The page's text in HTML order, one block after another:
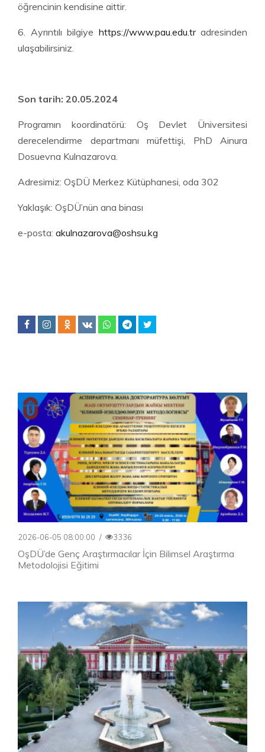
öğrencinin kendisine aittir.
6. Ayrıntılı bilgiye https://www.pau.edu.tradresinden
ulaşabilirsiniz.
Son tarih: 20.05.2024
Programın koordinatörü: Oş Devlet Üniversitesi
derecelendirme departmanı müfettişi, PhD Ainura
Dosuevna Kulnazarova.
Adresimiz: OşDÜ Merkez Kütüphanesi, oda 302
Yaklaşık: OşDÜ’nün ana binası
e-posta: akulnazarova@oshsu.kg
2026-06-05 08:00:00 / 3336
OşDÜ’de Genç Araştırmacılar İçin Bilimsel Araştırma
Metodolojisi Eğitimi